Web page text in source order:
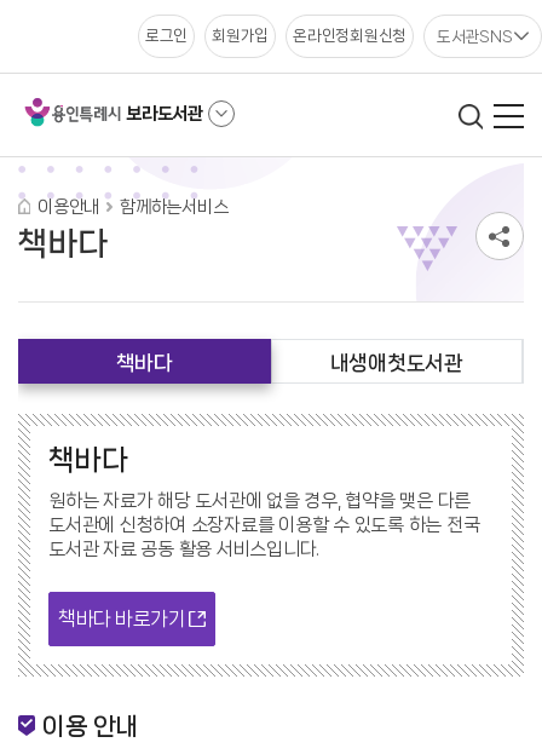
보라도서관
로그인 회원가입 온라인정회원신청 도서관SNS
이용안내 함께하는서비스
책바다
책바다 내생애첫도서관
책바다
원하는 자료가 해당 도서관에 없을 경우, 협약을 맺은 다른
도서관에 신청하여 소장자료를 이용할 수 있도록 하는 전국
도서관 자료 공동 활용 서비스입니다.
책바다 바로가기
이용 안내